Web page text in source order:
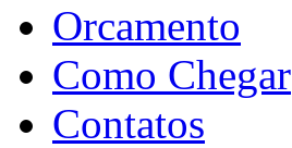
Orcamento
Como Chegar
Contatos